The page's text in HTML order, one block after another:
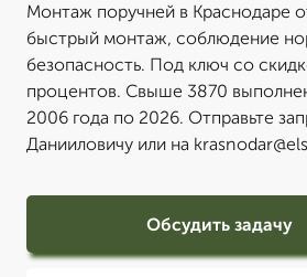
Монтаж поручней в Краснодаре
быстрый монтаж, соблюдение
безопасность. Под ключ со
процентов. Свыше 3870
2006 года по 2026. Отправьте
Данииловичу или на
Обсудить задачу